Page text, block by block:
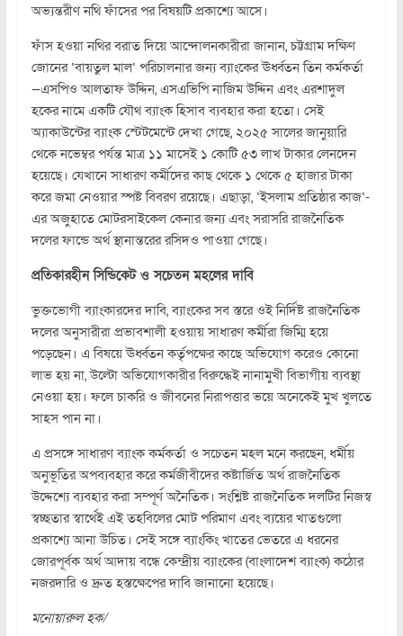
অভ্যন্তরীণ নথি ফাঁসের পর বিষয়টি প্রকাশ্যে আসে।
ফাঁস হওয়া নথির বরাত দিয়ে আন্দোলনকারীরা জানান, চট্টগ্রাম দক্ষিণ
জোনের ‘বায়তুল মাল’ পরিচালনার জন্য ব্যাংকের ঊর্ধ্বতন তিন কর্মকর্তা
—এসপিও আলতাফ উদ্দিন, এসএভিপি নাজিম উদ্দিন এবং এরশাদুল
হকের নামে একটি যৌথ ব্যাংক হিসাব ব্যবহার করা হতো। সেই
অ্যাকাউন্টের ব্যাংক স্টেটমেন্টে দেখা গেছে, ২০২৫ সালের জানুয়ারি
থেকে নভেম্বর পর্যন্ত মাত্র ১১ মাসেই ১ কোটি ৫৩ লাখ টাকার লেনদেন
হয়েছে। যেখানে সাধারণ কর্মীদের কাছ থেকে ১ থেকে ৫ হাজার টাকা
করে জমা নেওয়ার স্পষ্ট বিবরণ রয়েছে। এছাড়া, ‘ইসলাম প্রতিষ্ঠার কাজ’-
এর অজুহাতে মোটরসাইকেল কেনার জন্য এবং সরাসরি রাজনৈতিক
দলের ফান্ডে অর্থ স্থানান্তরের রসিদও পাওয়া গেছে।
প্রতিকারহীন সিন্ডিকেট ও সচেতন মহলের দাবি
ভুক্তভোগী ব্যাংকারদের দাবি, ব্যাংকের সব স্তরে ওই নির্দিষ্ট রাজনৈতিক
দলের অনুসারীরা প্রভাবশালী হওয়ায় সাধারণ কর্মীরা জিম্মি হয়ে
পড়েছেন। এ বিষয়ে ঊর্ধ্বতন কর্তৃপক্ষের কাছে অভিযোগ করেও কোনো
লাভ হয় না, উল্টো অভিযোগকারীর বিরুদ্ধেই নানামুখী বিভাগীয় ব্যবস্থা
নেওয়া হয়। ফলে চাকরি ও জীবনের নিরাপত্তার ভয়ে অনেকেই মুখ খুলতে
সাহস পান না।
এ প্রসঙ্গে সাধারণ ব্যাংক কর্মকর্তা ও সচেতন মহল মনে করছেন, ধর্মীয়
অনুভূতির অপব্যবহার করে কর্মজীবীদের কষ্টার্জিত অর্থ রাজনৈতিক
উদ্দেশ্যে ব্যবহার করা সম্পূর্ণ অনৈতিক। সংশ্লিষ্ট রাজনৈতিক দলটির নিজস্ব
স্বচ্ছতার স্বার্থেই এই তহবিলের মোট পরিমাণ এবং ব্যয়ের খাতগুলো
প্রকাশ্যে আনা উচিত। সেই সঙ্গে ব্যাংকিং খাতের ভেতরে এ ধরনের
জোরপূর্বক অর্থ আদায় বন্ধে কেন্দ্রীয় ব্যাংকের (বাংলাদেশ ব্যাংক) কঠোর
নজরদারি ও দ্রুত হস্তক্ষেপের দাবি জানানো হয়েছে।
মনোয়ারুল হক/